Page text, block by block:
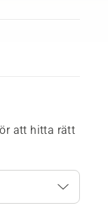
att hitta rätt